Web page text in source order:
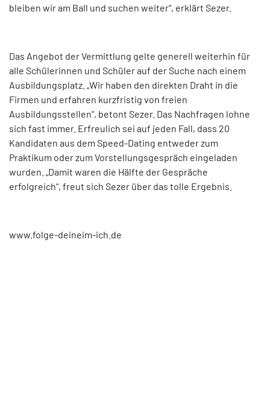
bleiben wir am Ball und suchen weiter“, erklärt Sezer.
Das Angebot der Vermittlung gelte generell weiterhin für
alle Schülerinnen und Schüler auf der Suche nach einem
Ausbildungsplatz. „Wir haben den direkten Draht in die
Firmen und erfahren kurzfristig von freien
Ausbildungsstellen“, betont Sezer. Das Nachfragen lohne
sich fast immer. Erfreulich sei auf jeden Fall, dass 20
Kandidaten aus dem Speed-Dating entweder zum
Praktikum oder zum Vorstellungsgespräch eingeladen
wurden. „Damit waren die Hälfte der Gespräche
erfolgreich“, freut sich Sezer über das tolle Ergebnis.
www.folge-deineim-ich.de